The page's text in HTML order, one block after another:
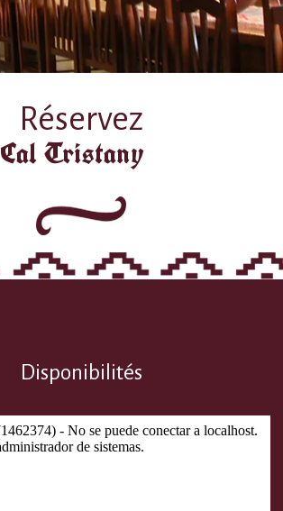
Réservez
Cal Tristany
Disponibilités